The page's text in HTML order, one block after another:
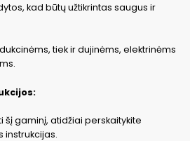
kad būtų užtikrintas saugus ir
tiek ir dujinėms, elektrinėms
gaminį, atidžiai perskaitykite
instrukcijas.